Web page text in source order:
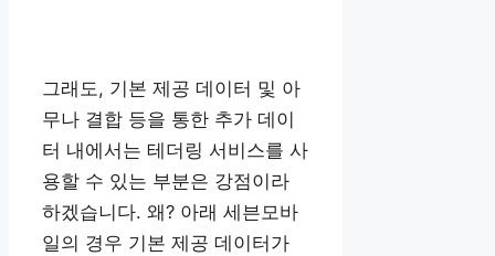
그래도, 기본 제공 데이터 및 아
무나 결합 등을 통한 추가 데이
터 내에서는 테더링 서비스를 사
용할 수 있는 부분은 강점이라
하겠습니다. 왜? 아래 세븐모바
일의 경우 기본 제공 데이터가